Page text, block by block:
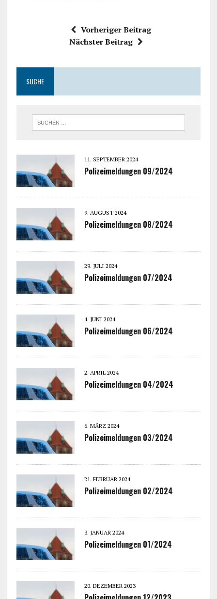
Vorheriger Beitrag
Nächster Beitrag
SUCHE
11. SEPTEMBER 2024
Polizeimeldungen 09/2024
9. AUGUST 2024
Polizeimeldungen 08/2024
29. JULI 2024
Polizeimeldungen 07/2024
4. JUNI 2024
Polizeimeldungen 06/2024
2. APRIL 2024
Polizeimeldungen 04/2024
6. MÄRZ 2024
Polizeimeldungen 03/2024
21. FEBRUAR 2024
Polizeimeldungen 02/2024
3. JANUAR 2024
Polizeimeldungen 01/2024
20. DEZEMBER 2023